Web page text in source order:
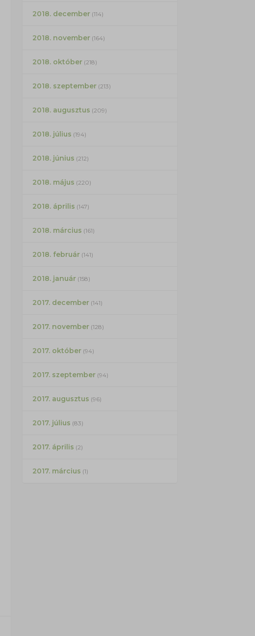
2018. december(114)
2018. november(164)
2018. október(218)
2018. szeptember(213)
2018. augusztus (209)
2018. július (194)
2018. június (212)
2018. május (220)
2018. április (147)
2018. március (161)
2018. február(141)
2018. január(158)
2017. december(141)
2017. november(128)
2017. október(94)
2017. szeptember(94)
2017. augusztus (96)
2017. július (83)
2017. április (2)
2017. március (1)